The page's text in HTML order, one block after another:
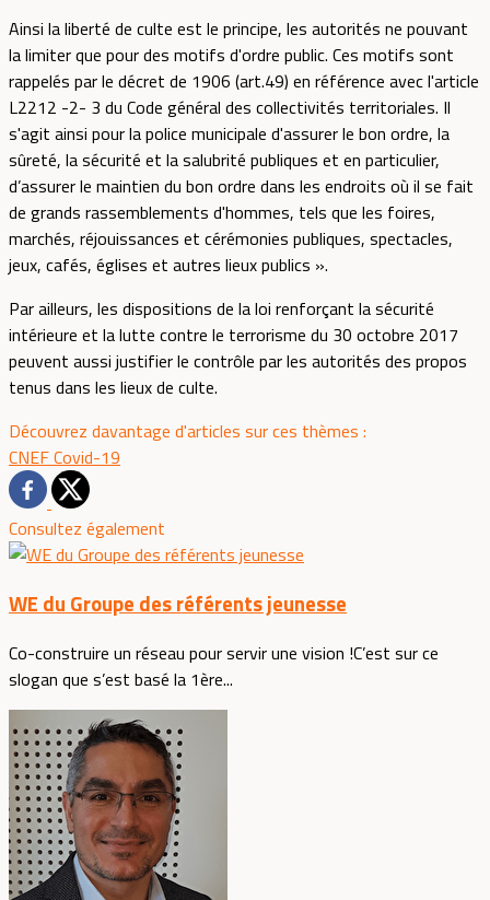
Ainsi la liberté de culte est le principe, les autorités ne pouvant
la limiter que pour des motifs d'ordre public. Ces motifs sont
rappelés par le décret de 1906 (art.49) en référence avec l'article
L2212 -2- 3 du Code général des collectivités territoriales. Il
s'agit ainsi pour la police municipale d'assurer le bon ordre, la
sûreté, la sécurité et la salubrité publiques et en particulier,
d’assurer le maintien du bon ordre dans les endroits où il se fait
de grands rassemblements d'hommes, tels que les foires,
marchés, réjouissances et cérémonies publiques, spectacles,
jeux, cafés, églises et autres lieux publics ».
Par ailleurs, les dispositions de la loi renforçant la sécurité
intérieure et la lutte contre le terrorisme du 30 octobre 2017
peuvent aussi justifier le contrôle par les autorités des propos
tenus dans les lieux de culte.
Découvrez davantage d'articles sur ces thèmes :
CNEFCovid-19
Consultez également
WE du Groupe des référents jeunesse
Co-construire un réseau pour servir une vision !C’est sur ce
slogan que s’est basé la 1ère...